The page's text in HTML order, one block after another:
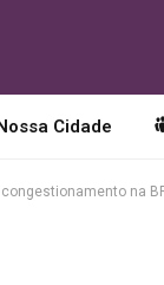
Cidade
na